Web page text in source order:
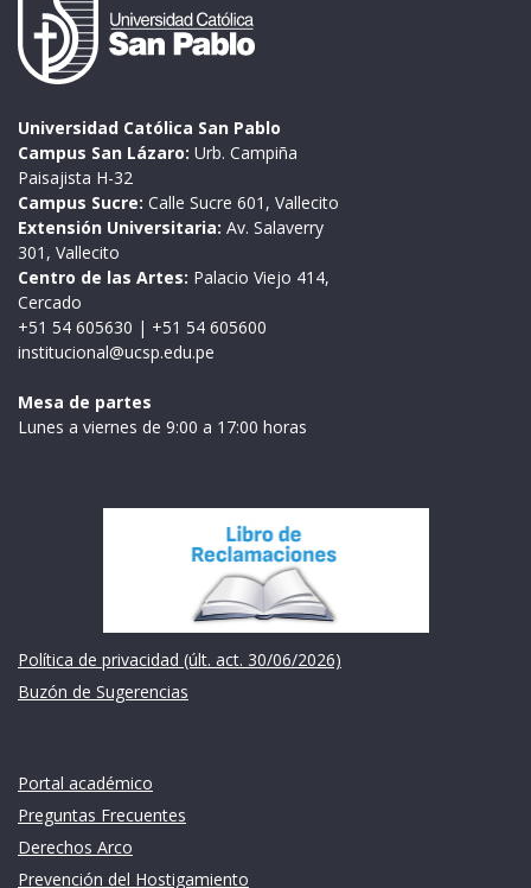
Universidad Católica San Pablo
Campus San Lázaro: Urb. Campiña
Paisajista H-32
Campus Sucre: Calle Sucre 601, Vallecito
Extensión Universitaria: Av. Salaverry
301, Vallecito
Centro de las Artes: Palacio Viejo 414,
Cercado
+51 54 605630 | +51 54 605600
institucional@ucsp.edu.pe
Mesa de partes
Lunes a viernes de 9:00 a 17:00 horas
Política de privacidad (últ. act. 30/06/2026)
Buzón de Sugerencias
Portal académico
Preguntas Frecuentes
Derechos Arco
Prevención del Hostigamiento